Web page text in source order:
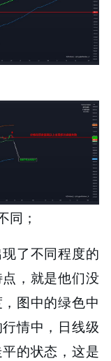
同；
了不同程度的
，就是他们没
图中的绿色中
情中，日线级
的状态，这是